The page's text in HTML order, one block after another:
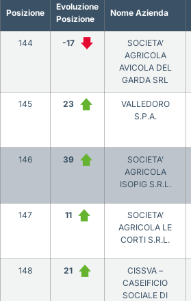
Posizione
Evoluzione
Posizione
Nome Azienda
144 -17
SOCIETA’
AGRICOLA
AVICOLA DEL
GARDA SRL
145 23
VALLEDORO
S.P.A.
146 39
SOCIETA’
AGRICOLA
ISOPIG S.R.L.
147 11
SOCIETA’
AGRICOLA LE
CORTI S.R.L.
148 21
CISSVA –
CASEIFICIO
SOCIALE DI